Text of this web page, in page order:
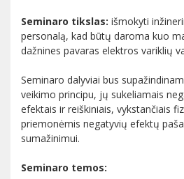
Seminaro tikslas: išmokyti
personalą, kad būtų daroma kuo
dažnines pavaras elektros variklių
Seminaro dalyviai bus
veikimo principu, jų sukeliamais
efektais ir reiškiniais, vykstančiais
priemonėmis negatyvių efektų
sumažinimui.
Seminaro temos: